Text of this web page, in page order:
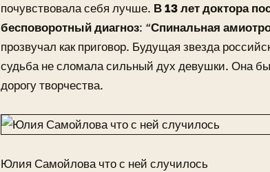
почувствовала себя лучше. В 13 лет доктора
бесповоротный диагноз: “Спинальная
прозвучал как приговор. Будущая звезда
судьба не сломала сильный дух девушки. Она
дорогу творчества.
Юлия Самойлова что с ней случилось